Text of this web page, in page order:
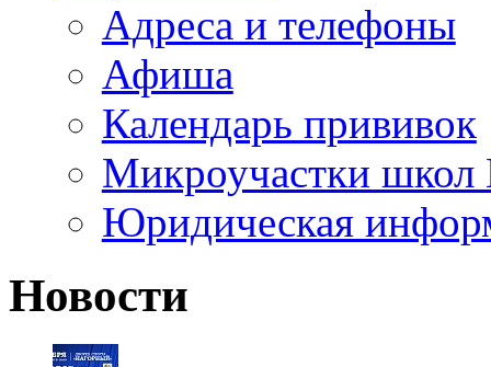
Адреса и телефоны
Афиша
Календарь прививок
Микроучастки школ
Юридическая
Новости